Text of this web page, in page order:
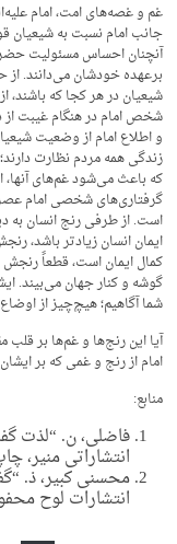
غم و غصه‌های امت، امام
جانب امام نسبت به شیعیان
آنچنان احساس مسئولیت
برعهده خودشان می‌دانند.
شیعیان در هر کجا که باشند،
شخص امام در هنگام غیبت از
و اطلاع امام از وضعیت
زندگی همه مردم نظارت
که باعث می‌شود غم‌های آنها،
گرفتاری‌های شخصی امام عصر
است. از طرفی رنج انسان به
ایمان انسان زیادتر
کمال ایمان است، قطعاً رنجش
گوشه و کنار جهان می‌بیند.
شما آگاهیم؛ هیچ‌چیز از
آیا این رنج‌ها و غم‌ها بر قلب
امام از رنج و غمی که بر
منابع:
فاضلی، ن. “لذت
انتشاراتی منیر، چاپ
محسنی کبیر، ذ.
انتشارات لوح